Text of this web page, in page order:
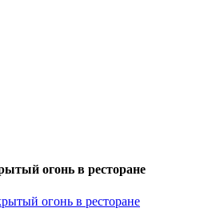
огонь в ресторане